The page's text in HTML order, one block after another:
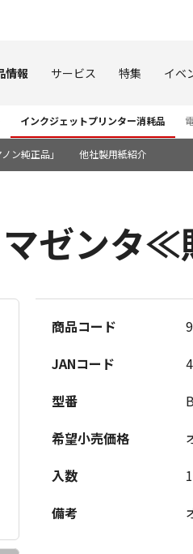
情報 サービス 特集 イベ
インクジェットプリンター消耗品
ン純正品」 他社製用紙紹介
マゼンタ
商品コード
JANコード
型番
希望小売価格
入数
1
備考